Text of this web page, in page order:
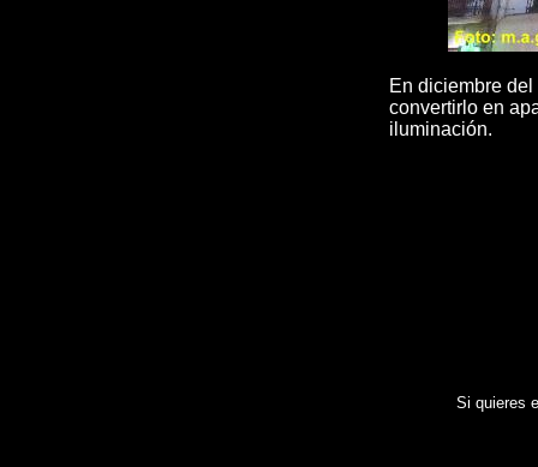
En diciembre
convertirlo en
iluminación.
Si quieres